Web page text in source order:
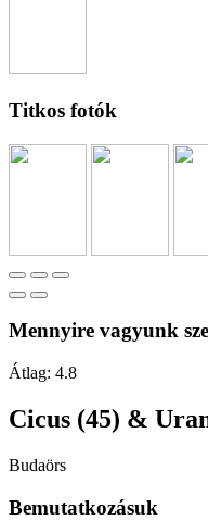
Titkos fotók
Mennyire vagyunk
Átlag: 4.8
Cicus (45) &
Budaörs
Bemutatkozásuk